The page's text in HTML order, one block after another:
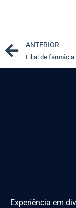
Prev
ANTERIOR
Experiência em